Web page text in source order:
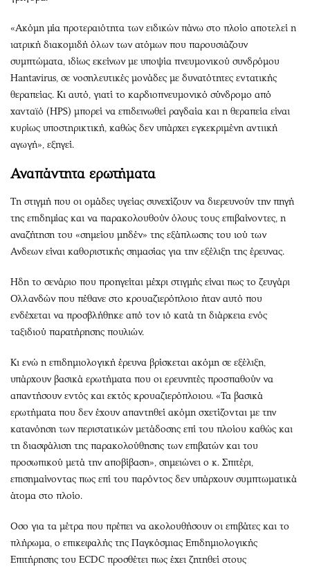
«Ακόμη μία προτεραιότητα των ειδικών πάνω στο πλοίο αποτελεί η
ιατρική διακομιδή όλων των ατόμων που παρουσιάζουν
συμπτώματα, ιδίως εκείνων με υποψία πνευμονικού συνδρόμου
Hantavirus, σε νοσηλευτικές μονάδες με δυνατότητες εντατικής
θεραπείας. Κι αυτό, γιατί το καρδιοπνευμονικό σύνδρομο από
χανταϊό (HPS) μπορεί να επιδεινωθεί ραγδαία και η θεραπεία είναι
κυρίως υποστηρικτική, καθώς δεν υπάρχει εγκεκριμένη αντιική
αγωγή», εξηγεί.
Αναπάντητα ερωτήματα
Τη στιγμή που οι ομάδες υγείας συνεχίζουν να διερευνούν την πηγή
της επιδημίας και να παρακολουθούν όλους τους επιβαίνοντες, η
αναζήτηση του «σημείου μηδέν» της εξάπλωσης του ιού των
Ανδεων είναι καθοριστικής σημασίας για την εξέλιξη της έρευνας.
Ηδη το σενάριο που προηγείται μέχρι στιγμής είναι πως το ζευγάρι
Ολλανδών που πέθανε στο κρουαζιερόπλοιο ήταν αυτό που
ενδέχεται να προσβλήθηκε από τον ιό κατά τη διάρκεια ενός
ταξιδιού παρατήρησης πουλιών.
Κι ενώ η επιδημιολογική έρευνα βρίσκεται ακόμη σε εξέλιξη,
υπάρχουν βασικά ερωτήματα που οι ερευνητές προσπαθούν να
απαντήσουν εντός και εκτός κρουαζιερόπλοιου. «Τα βασικά
ερωτήματα που δεν έχουν απαντηθεί ακόμη σχετίζονται με την
κατανόηση των περιστατικών μετάδοσης επί του πλοίου καθώς και
τη διασφάλιση της παρακολούθησης των επιβατών και του
προσωπικού μετά την αποβίβαση», σημειώνει ο κ. Σπιτέρι,
επισημαίνοντας πως επί του παρόντος δεν υπάρχουν συμπτωματικά
άτομα στο πλοίο.
Οσο για τα μέτρα που πρέπει να ακολουθήσουν οι επιβάτες και το
πλήρωμα, ο επικεφαλής της Παγκόσμιας Επιδημιολογικής
Επιτήρησης του ECDC προσθέτει πως έχει ζητηθεί στους